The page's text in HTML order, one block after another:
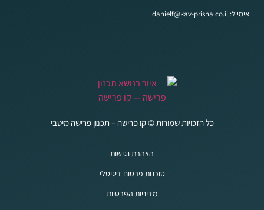
אימייל: danielf@kav-prisha.co.il
כל הזכויות שמורות © קו פרישה – תכנון פרישה מיטבי
הצהרת נגישות
סוכנות פרסום דיגיטלי
מדיניות הפרטיות